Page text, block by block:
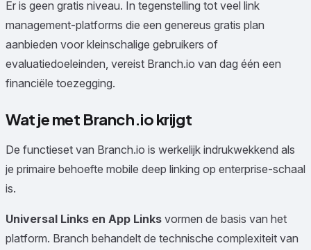
Er is geen gratis niveau. In tegenstelling tot veel link
management-platforms die een genereus gratis plan
aanbieden voor kleinschalige gebruikers of
evaluatiedoeleinden, vereist Branch.io van dag één een
financiële toezegging.
Wat je met Branch.io krijgt
De functieset van Branch.io is werkelijk indrukwekkend als
je primaire behoefte mobile deep linking op enterprise-schaal
is.
Universal Links en App Links vormen de basis van het
platform. Branch behandelt de technische complexiteit van